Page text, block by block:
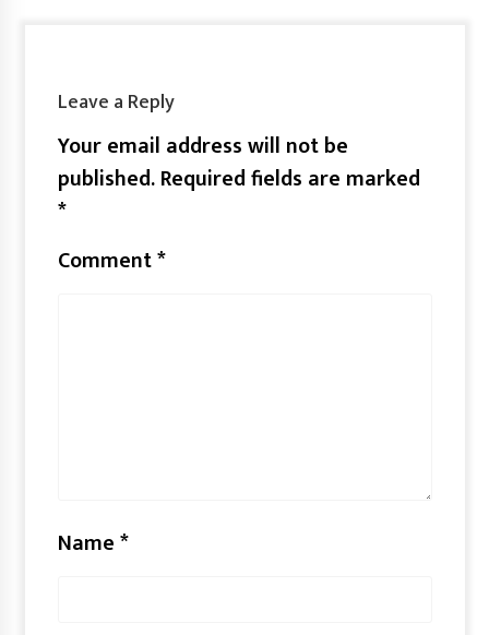
Leave a Reply
Your email address will not be
published.Required fields are marked
*
Comment*
Name*